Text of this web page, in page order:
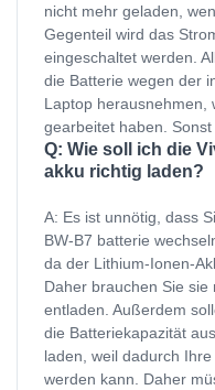
nicht mehr geladen,
Gegenteil wird das
eingeschaltet werden.
die Batterie wegen der
Laptop herausnehmen,
gearbeitet haben.
Q: Wie soll ich die
akku richtig laden?
A: Es ist unnötig, dass
BW-B7 batterie
da der Lithium-Ionen-
Daher brauchen Sie
entladen. Außerdem
die Batteriekapazität
laden, weil dadurch
werden kann. Daher